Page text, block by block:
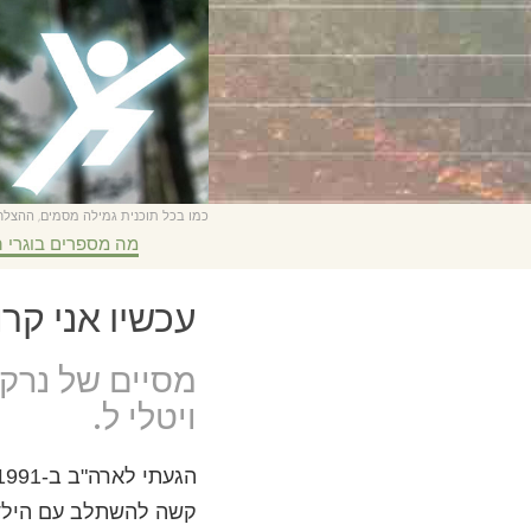
כמו בכל תוכנית גמילה מסמים,
מה מספרים בוגרי
עכשיו אני
מסיים של
ויטלי ל.
קשה להשתלב עם